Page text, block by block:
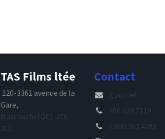
TAS Films ltée
120-3361 avenue de la
Gare,
Mascouche(QC) J7K
3C1
Contact
Courriel
450.629.7119
1.800.363.4298